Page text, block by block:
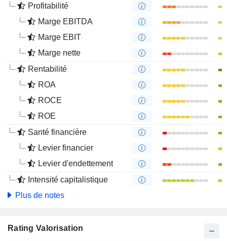
Profitabilité
Marge EBITDA
Marge EBIT
Marge nette
Rentabilité
ROA
ROCE
ROE
Santé financière
Levier financier
Levier d'endettement
Intensité capitalistique
Plus de notes
Rating Valorisation